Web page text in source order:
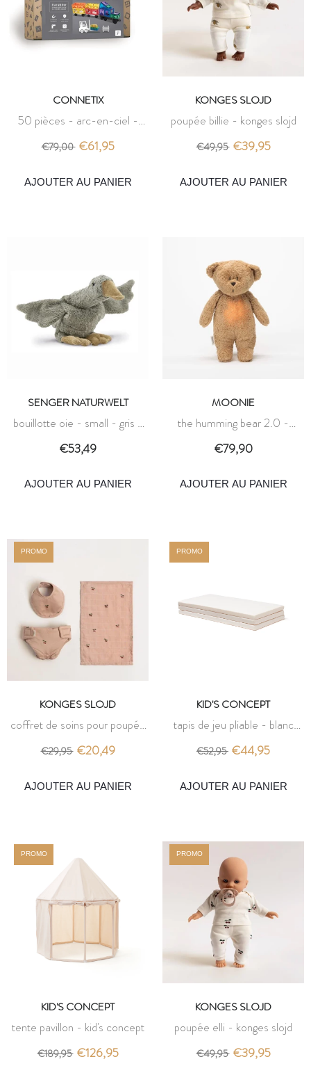
CONNETIX
50 pièces - arc-en-ciel -
pack de transport - connetix
€79,00 €61,95
AJOUTER AU PANIER
KONGES SLOJD
poupée billie - konges slojd
€49,95 €39,95
AJOUTER AU PANIER
SENGER NATURWELT
bouillotte oie - small - gris -
senger naturwelt
€53,49
AJOUTER AU PANIER
MOONIE
the humming bear 2.0 -
cappuccino - moonie
€79,90
AJOUTER AU PANIER
PROMO
KONGES SLOJD
coffret de soins pour poupée
- cherry blush - konges slojd
€29,95 €20,49
AJOUTER AU PANIER
PROMO
KID'S CONCEPT
tapis de jeu pliable - blanc
cassé - kid's concept
€52,95 €44,95
AJOUTER AU PANIER
PROMO
KID'S CONCEPT
tente pavillon - kid's concept
€189,95 €126,95
PROMO
KONGES SLOJD
poupée elli - konges slojd
€49,95 €39,95